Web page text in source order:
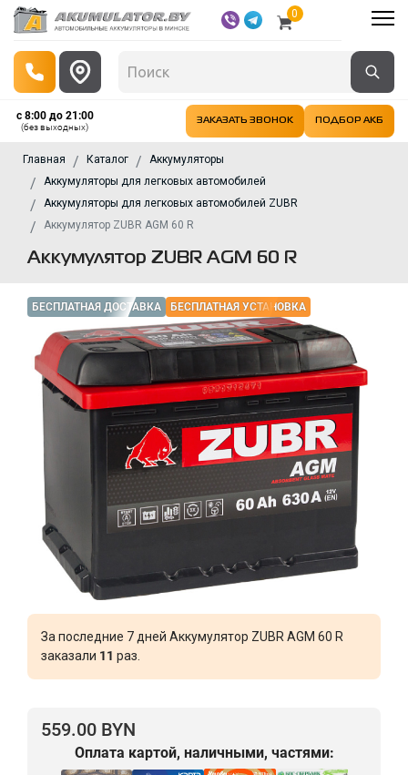
0
с 8:00 до 21:00
(без выходных)
ЗАКАЗАТЬ ЗВОНОК ПОДБОР АКБ
Главная Каталог
Аккумуляторы
Аккумуляторы для легковых автомобилей
Аккумуляторы для легковых автомобилей ZUBR
Аккумулятор ZUBR AGM 60 R
Аккумулятор ZUBR AGM 60 R
БЕСПЛАТНАЯ ДОСТАВКА БЕСПЛАТНАЯ УСТАНОВКА
За последние 7 дней Аккумулятор ZUBR AGM 60 R
заказали 11 раз.
559.00 BYN
Оплата картой, наличными, частями: